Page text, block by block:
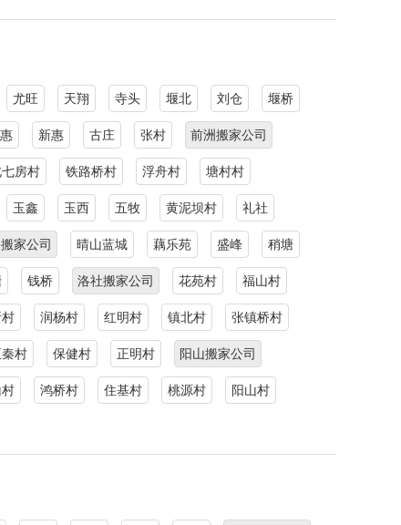
尤旺 天翔 寺头 堰北 刘仓 堰桥
新惠 古庄 张村 前洲搬家公司
房村 铁路桥村 浮舟村 塘村村
玉鑫 玉西 五牧 黄泥坝村 礼社
家公司 晴山蓝城 藕乐苑 盛峰 稍塘
钱桥 洛社搬家公司 花苑村 福山村
润杨村 红明村 镇北村 张镇桥村
村 保健村 正明村 阳山搬家公司
鸿桥村 住基村 桃源村 阳山村